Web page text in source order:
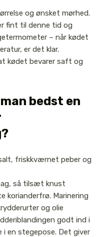
og ønsket mørhed.
fint til denne tid og
– når kødet
er det klar.
kødet bevarer saft og
bedst en
friskkværnet peber og
så tilsæt knust
korianderfrø. Marinering
og olie
godt ind i
en stegepose. Det giver